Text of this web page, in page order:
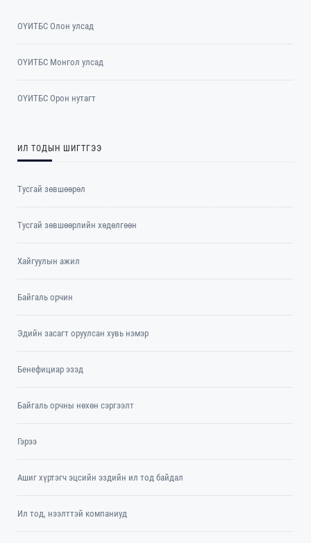
ОҮИТБС Олон улсад
ОYИТБС Монгол улсад
ОYИТБС Орон нутагт
ИЛ ТОДЫН ШИГТГЭЭ
Тусгай зөвшөөрөл
Тусгай зөвшөөрлийн хөдөлгөөн
Хайгуулын ажил
Байгаль орчин
Эдийн засагт оруулсан хувь нэмэр
Бенефициар эзэд
Байгаль орчны нөхөн сэргээлт
Гэрээ
Ашиг хүртэгч эцсийн эздийн ил тод байдал
Ил тод, нээлттэй компаниуд